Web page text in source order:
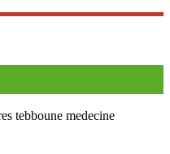
tebboune medecine